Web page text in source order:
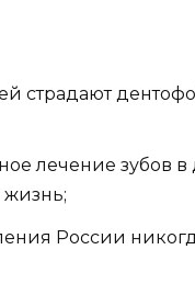
страдают
лечение зубов в
России